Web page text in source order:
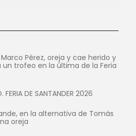
Pérez, oreja y cae herido y
un trofeo en la última de la Feria
FERIA DE SANTANDER 2026
en la alternativa de Tomás
oreja